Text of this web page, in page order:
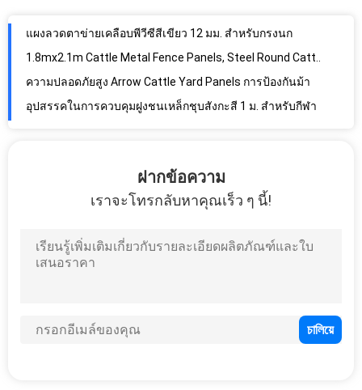
ความปลอดภัยสูง Arrow Cattle Yard Panels การป้องกันม้า
อุปสรรคในการควบคุมฝูงชนเหล็กชุบสังกะสี 1 ม. สำหรับกีฬา
แผงรั้วลวดคู่ขนาด 50x200 มม. กีฬาฟันดาบตาข่าย 868
รั้วลวดตาข่ายคู่ลาน, รั้วลวดตาข่ายคู่สีเขียว
ซูเปอร์มาร์เก็ตสีสดใสม้วนฟันดาบตาข่ายแรงดึงสูง
ลวดตาข่ายเคลือบไวนิลชายแดนประเทศ 14 เกจ
รั้วลวดคู่สีดำโพสต์รูปสี่เหลี่ยมผืนผ้าประกอบได้อย่างง่ายดาย
มีดโกนหนวดลวดหนามสแควร์รูลวดเหล็กคาร์บอนต่ำ 5 มม
ฝากข้อความ
เราจะโทรกลับหาคุณเร็ว ๆ นี้!